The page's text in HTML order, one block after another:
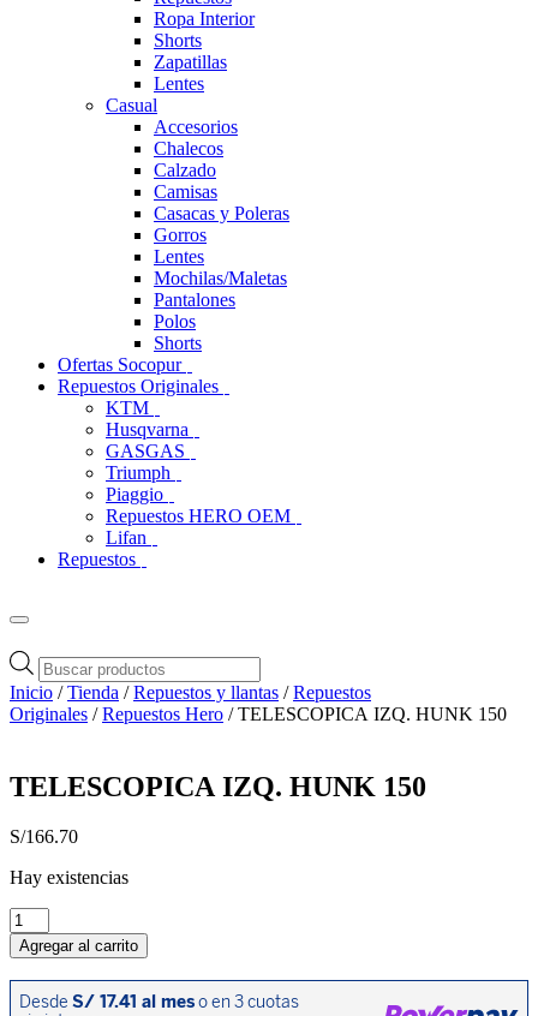
Ropa Interior
Shorts
Zapatillas
Lentes
Casual
Accesorios
Chalecos
Calzado
Camisas
Casacas y Poleras
Gorros
Lentes
Mochilas/Maletas
Pantalones
Polos
Shorts
Ofertas Socopur
Repuestos Originales
KTM
Husqvarna
GASGAS
Triumph
Piaggio
Repuestos HERO OEM
Lifan
Repuestos
Búsqueda
de
productos
Inicio /Tienda /Repuestos y llantas /Repuestos
Originales /Repuestos Hero / TELESCOPICA IZQ. HUNK 150
TELESCOPICA IZQ. HUNK 150
S/166.70
Hay existencias
TELESCOPICA
IZQ.
HUNK
150
cantidad
Agregar al carrito